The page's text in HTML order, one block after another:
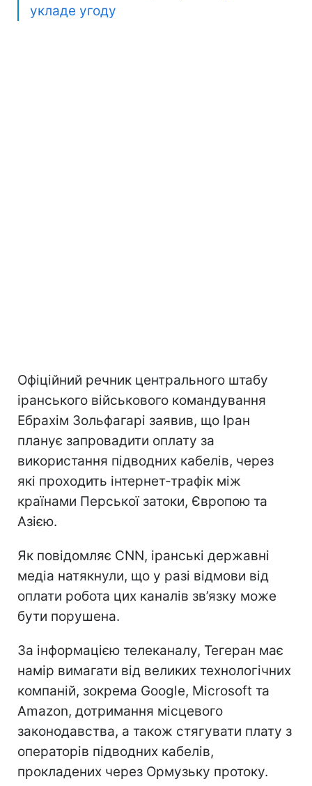
укладе угоду
Офіційний речник центрального штабу
іранського військового командування
Ебрахім Зольфагарі заявив, що Іран
планує запровадити оплату за
використання підводних кабелів, через
які проходить інтернет-трафік між
країнами Перської затоки, Європою та
Азією.
Як повідомляє CNN, іранські державні
медіа натякнули, що у разі відмови від
оплати робота цих каналів зв’язку може
бути порушена.
За інформацією телеканалу, Тегеран має
намір вимагати від великих технологічних
компаній, зокрема Google, Microsoft та
Amazon, дотримання місцевого
законодавства, а також стягувати плату з
операторів підводних кабелів,
прокладених через Ормузьку протоку.